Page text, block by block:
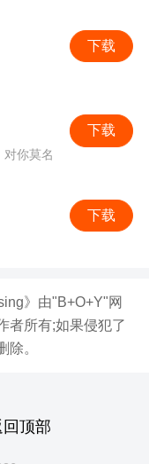
下载
下载
对你莫名
下载
》由"B+O+Y"网
者所有;如果侵犯了
除。
回顶部